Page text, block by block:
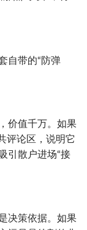
自带的“防弹
价值千万。如果
评论区，说明它
引散户进场“接
决策依据。如果